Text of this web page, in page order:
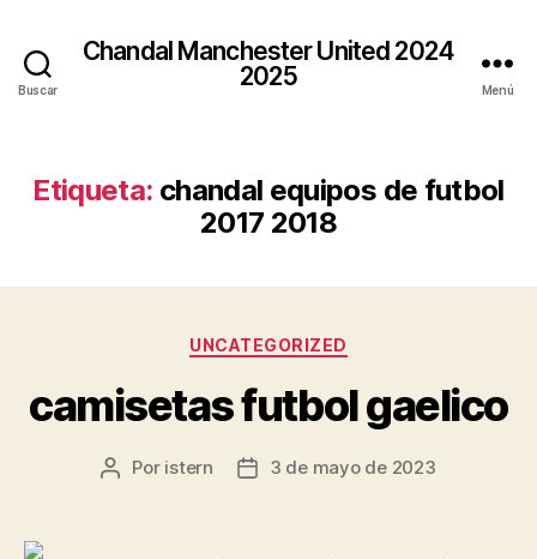
Buscar
Chandal Manchester United 2024
2025
Menú
Etiqueta: chandal equipos de futbol
2017 2018
Categorías
UNCATEGORIZED
camisetas futbol gaelico
Autor
Por istern
Fecha3 de mayo de 2023